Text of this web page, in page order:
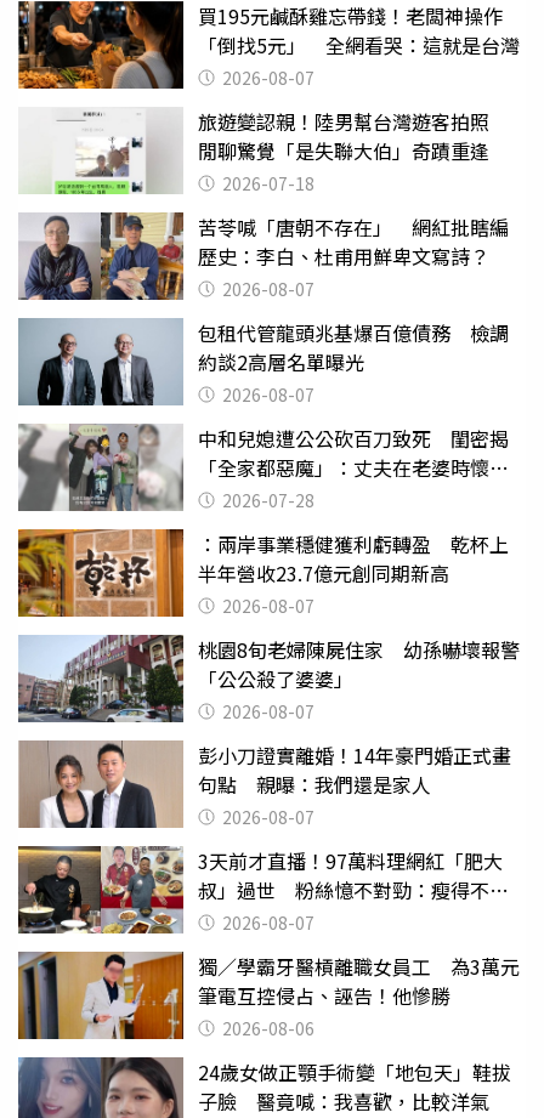
買195元鹹酥雞忘帶錢！老闆神操作
「倒找5元」 全網看哭：這就是台灣
2026-08-07
旅遊變認親！陸男幫台灣遊客拍照
閒聊驚覺「是失聯大伯」奇蹟重逢
2026-07-18
苦苓喊「唐朝不存在」 網紅批瞎編
歷史：李白、杜甫用鮮卑文寫詩？
2026-08-07
包租代管龍頭兆基爆百億債務 檢調
約談2高層名單曝光
2026-08-07
中和兒媳遭公公砍百刀致死 閨密揭
「全家都惡魔」：丈夫在老婆時懷孕
摔東西
2026-07-28
：兩岸事業穩健獲利虧轉盈 乾杯上
半年營收23.7億元創同期新高
2026-08-07
桃園8旬老婦陳屍住家 幼孫嚇壞報警
「公公殺了婆婆」
2026-08-07
彭小刀證實離婚！14年豪門婚正式畫
句點 親曝：我們還是家人
2026-08-07
3天前才直播！97萬料理網紅「肥大
叔」過世 粉絲憶不對勁：瘦得不合
理 2026-08-07
獨／學霸牙醫槓離職女員工 為3萬元
筆電互控侵占、誣告！他慘勝
2026-08-06
24歲女做正顎手術變「地包天」鞋拔
子臉 醫竟喊：我喜歡，比較洋氣